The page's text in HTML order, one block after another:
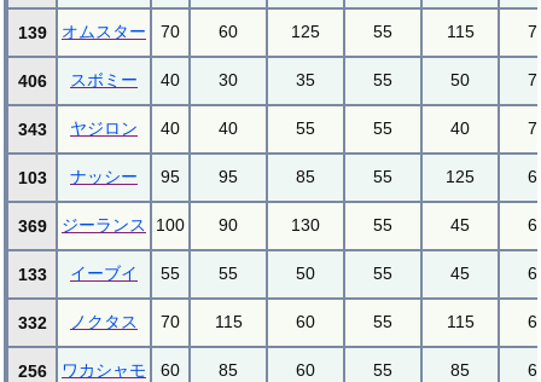
139 オムスター 70 60 125 55 115
406 スボミー 40 30 35 55 50
343 ヤジロン 40 40 55 55 40
103 ナッシー 95 95 85 55 125
369 ジーランス 100 90 130 55 45
133 イーブイ 55 55 50 55 45
332 ノクタス 70 115 60 55 115
256 ワカシャモ 60 85 60 55 85